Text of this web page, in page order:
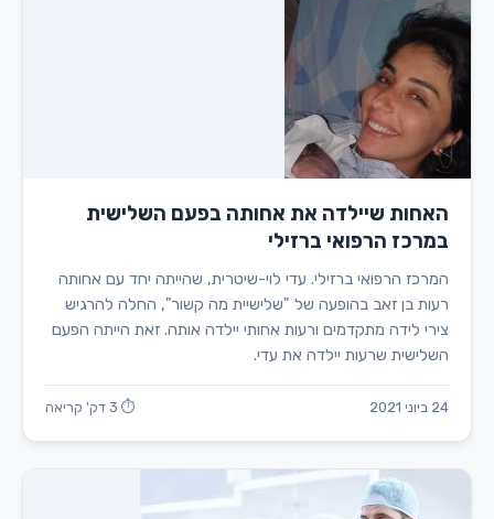
האחות שיילדה את אחותה בפעם השלישית
במרכז הרפואי ברזילי
המרכז הרפואי ברזילי. עדי לוי-שיטרית, שהייתה יחד עם אחותה
רעות בן זאב בהופעה של "שלישיית מה קשור", החלה להרגיש
צירי לידה מתקדמים ורעות אחותי יילדה אותה. זאת הייתה הפעם
השלישית שרעות יילדה את עדי.
24 ביוני 2021 ⏱ 3 דק' קריאה